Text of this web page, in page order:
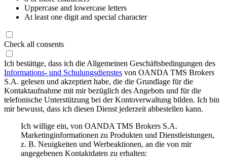
Uppercase and lowercase letters
At least one digit and special character
Check all consents
Ich bestätige, dass ich die Allgemeinen Geschäftsbedingungen des
Informations- und Schulungsdienstes von OANDA TMS Brokers
S.A. gelesen und akzeptiert habe, die die Grundlage für die
Kontaktaufnahme mit mir bezüglich des Angebots und für die
telefonische Unterstützung bei der Kontoverwaltung bilden. Ich bin
mir bewusst, dass ich diesen Dienst jederzeit abbestellen kann.
Ich willige ein, von OANDA TMS Brokers S.A.
Marketinginformationen zu Produkten und Dienstleistungen,
z. B. Neuigkeiten und Werbeaktionen, an die von mir
angegebenen Kontaktdaten zu erhalten: